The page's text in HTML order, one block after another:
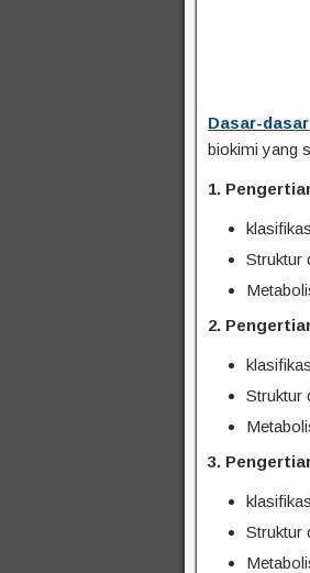
Dasar-
biokimi yang
1.
Struktur
2.
Struktur
3.
Struktur